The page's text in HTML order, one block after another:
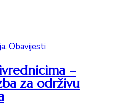
‚ Obavijesti
–
za održivu